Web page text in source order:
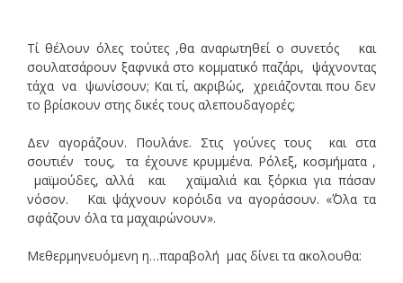
Τί θέλουν όλες τούτες ,θα αναρωτηθεί ο συνετός και
σουλατσάρουν ξαφνικά στο κομματικό παζάρι, ψάχνοντας
τάχα να ψωνίσουν; Και τί, ακριβώς, χρειάζονται που δεν
το βρίσκουν στης δικές τους αλεπουδαγορές;
Δεν αγοράζουν. Πουλάνε. Στις γούνες τους και στα
σουτιέν τους, τα έχουνε κρυμμένα. Ρόλεξ, κοσμήματα ,
μαϊμούδες, αλλά και χαϊμαλιά και ξόρκια για πάσαν
νόσον. Και ψάχνουν κορόιδα να αγοράσουν. «΄Όλα τα
σφάζουν όλα τα μαχαιρώνουν».
Μεθερμηνευόμενη η…παραβολή μας δίνει τα ακολουθα: